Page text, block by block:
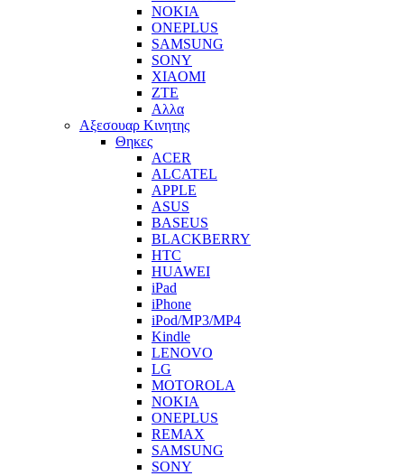
NOKIA
ONEPLUS
SAMSUNG
SONY
XIAOMI
ZTE
Αλλα
Αξεσουαρ Κινητης
Θηκες
ACER
ALCATEL
APPLE
ASUS
BASEUS
BLACKBERRY
HTC
HUAWEI
iPad
iPhone
iPod/MP3/MP4
Kindle
LENOVO
LG
MOTOROLA
NOKIA
ONEPLUS
REMAX
SAMSUNG
SONY